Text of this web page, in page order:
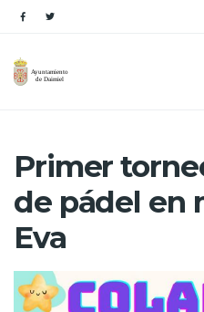
Primer
de pádel en
Eva